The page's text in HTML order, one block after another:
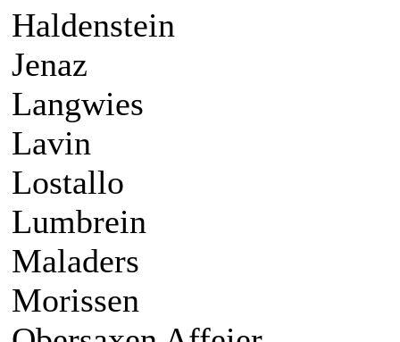
Haldenstein
Jenaz
Langwies
Lavin
Lostallo
Lumbrein
Maladers
Morissen